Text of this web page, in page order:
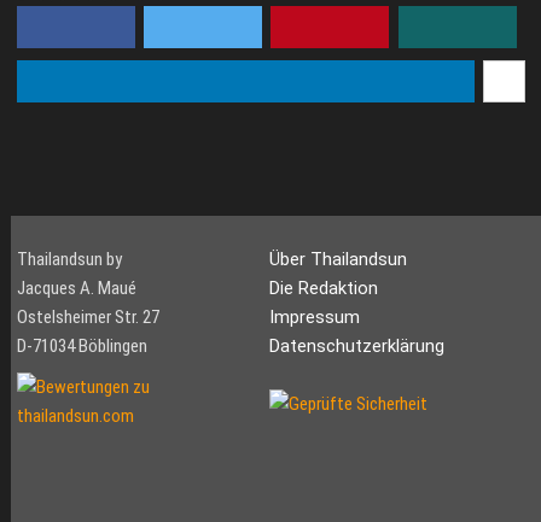
Thailandsun by
Jacques A. Maué
Ostelsheimer Str. 27
D-71034 Böblingen
Über Thailandsun
Die Redaktion
Impressum
Datenschutzerklärung